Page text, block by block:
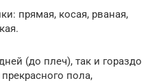
прямая, косая, рваная,
(до плеч), так и гораздо
пола,